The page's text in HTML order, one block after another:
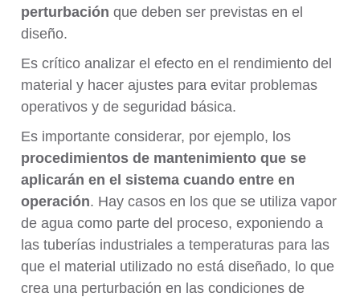
perturbación que deben ser previstas en el
diseño.
Es crítico analizar el efecto en el rendimiento del
material y hacer ajustes para evitar problemas
operativos y de seguridad básica.
Es importante considerar, por ejemplo, los
procedimientos de mantenimiento que se
aplicarán en el sistema cuando entre en
operación. Hay casos en los que se utiliza vapor
de agua como parte del proceso, exponiendo a
las tuberías industriales a temperaturas para las
que el material utilizado no está diseñado, lo que
crea una perturbación en las condiciones de